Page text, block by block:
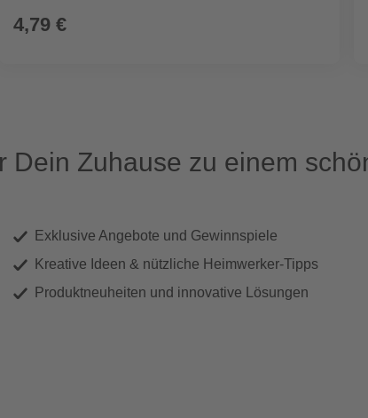
4,79 €
Zuhause zu einem
Exklusive Angebote und Gewinnspiele
Kreative Ideen & nützliche Heimwerker-Tipps
Produktneuheiten und innovative Lösungen